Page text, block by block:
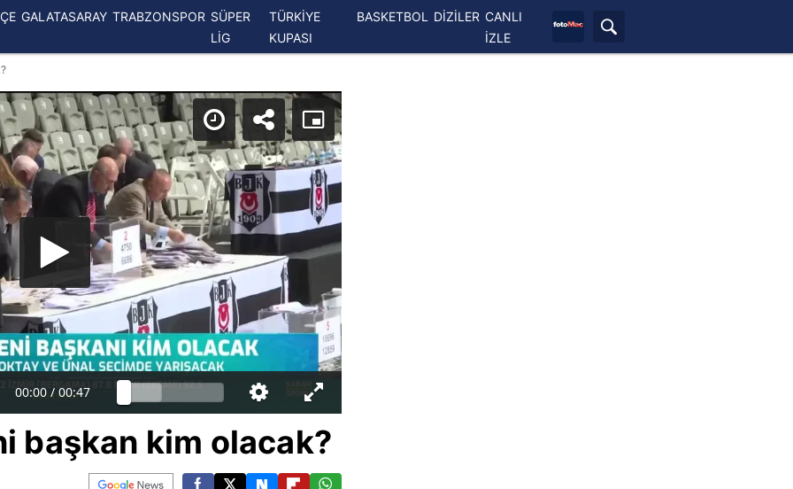
GALATASARAY TRABZONSPOR SÜPER
LİG
TÜRKİYE
KUPASI
BASKETBOL DİZİLER CANLI
İZLE
00:00 / 00:47
başkan kim olacak?